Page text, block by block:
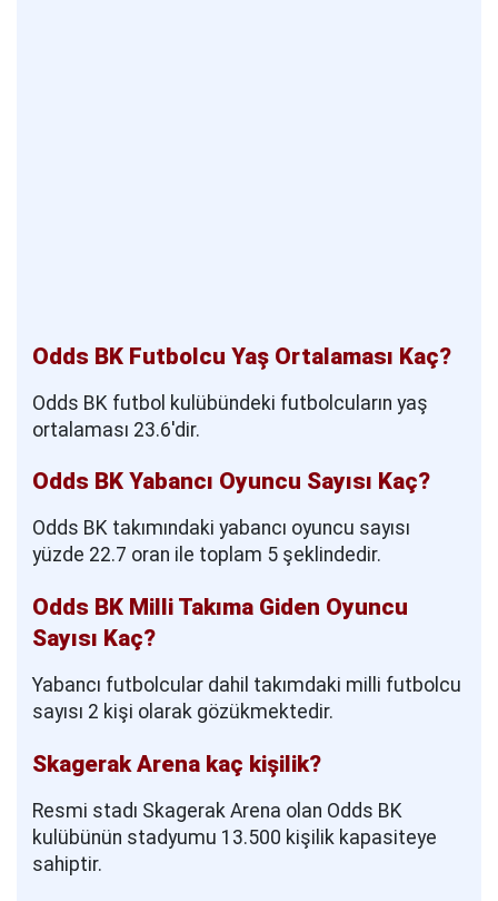
Odds BK Futbolcu Yaş Ortalaması Kaç?
Odds BK futbol kulübündeki futbolcuların yaş
ortalaması 23.6'dir.
Odds BK Yabancı Oyuncu Sayısı Kaç?
Odds BK takımındaki yabancı oyuncu sayısı
yüzde 22.7 oran ile toplam 5 şeklindedir.
Odds BK Milli Takıma Giden Oyuncu
Sayısı Kaç?
Yabancı futbolcular dahil takımdaki milli futbolcu
sayısı 2 kişi olarak gözükmektedir.
Skagerak Arena kaç kişilik?
Resmi stadı Skagerak Arena olan Odds BK
kulübünün stadyumu 13.500 kişilik kapasiteye
sahiptir.